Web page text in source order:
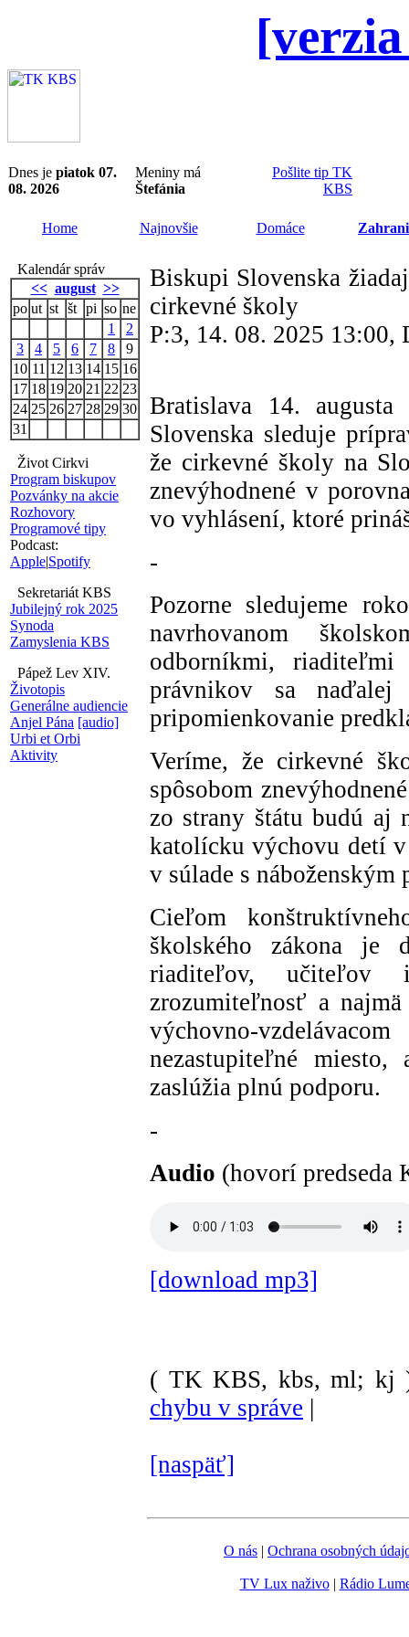
Dnes je piatok 07.
08. 2026
Meniny má
Štefánia
Pošlite tip TK
KBS
Home Najnovšie Domáce
Kalendár správ
<< august >>
po ut st št pi so ne
1
2
3
4 5 6 7 8
9
10 11 12 13 14 15 16
17 18 19 20 21 22 23
24 25 26 27 28 29 30
31
Život Cirkvi
Program biskupov
Pozvánky na akcie
Rozhovory
Programové tipy
Podcast:
Apple|Spotify
Sekretariát KBS
Jubilejný rok 2025
Synoda
Zamyslenia KBS
Pápež Lev XIV.
Životopis
Generálne audiencie
Anjel Pána [audio]
Urbi et Orbi
Aktivity
Biskupi Slovenska
cirkevné školy
P:3, 14. 08. 2025 13:00,
Bratislava 14.
Slovenska sleduje
že cirkevné školy na
znevýhodnené v
vo vyhlásení, ktoré
-
Pozorne sledujeme
navrhovanom
odborníkmi,
právnikov sa
pripomienkovanie
Veríme, že cirkevné
spôsobom
zo strany štátu budú aj
katolícku výchovu detí
v súlade s
Cieľom
školského zákona je
riaditeľov, učiteľov
zrozumiteľnosť a
výchovno-
nezastupiteľné
zaslúžia plnú podporu.
-
Audio (hovorí predseda
[download mp3]
( TK KBS, kbs, ml; kj
chybu v správe |
[naspäť]
O nás | Ochrana osobných
TV Lux naživo| Rádio